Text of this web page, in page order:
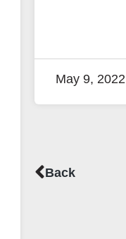
May 9, 2022
Prev
Back